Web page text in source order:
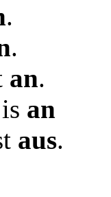
.
.
an.
an
aus.